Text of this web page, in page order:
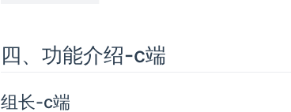
四、功能介绍-c端
组长-c端